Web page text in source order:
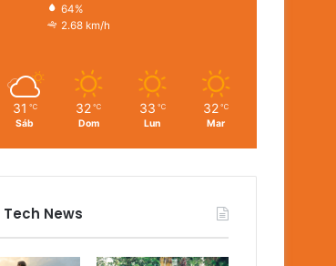
64%
2.68 km/h
31 ℃
Sáb
32 ℃
Dom
33 ℃
Lun
32 ℃
Mar
News